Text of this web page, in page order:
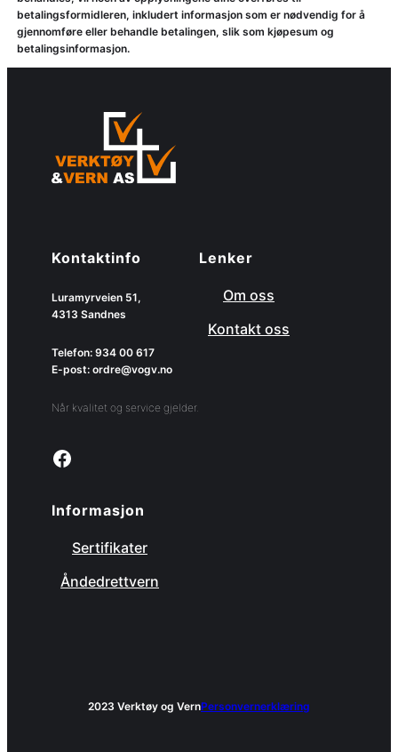
betalingsformidleren, inkludert informasjon som er nødvendig for å
gjennomføre eller behandle betalingen, slik som kjøpesum og
betalingsinformasjon.
Kontaktinfo
Luramyrveien 51,
4313 Sandnes
Telefon: 934 00 617
E-post: ordre@vogv.no
Når kvalitet og service gjelder.
Link to facebook page
Lenker
Om oss
Kontakt oss
Informasjon
Sertifikater
Åndedrettvern
2023 Verktøy og VernPersonvernerklæring